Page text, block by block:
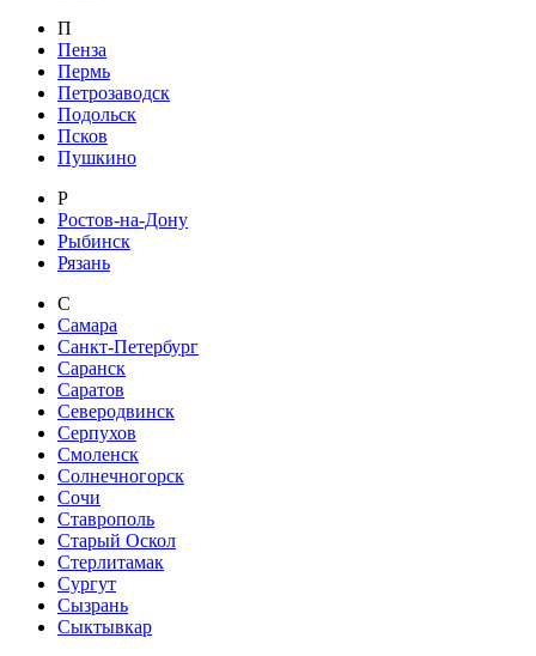
П
Пенза
Пермь
Петрозаводск
Подольск
Псков
Пушкино
Р
Ростов-на-Дону
Рыбинск
Рязань
С
Самара
Санкт-Петербург
Саранск
Саратов
Северодвинск
Серпухов
Смоленск
Солнечногорск
Сочи
Ставрополь
Старый Оскол
Стерлитамак
Сургут
Сызрань
Сыктывкар